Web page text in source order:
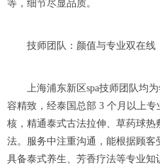
等，细节尽显品质。
技师团队：颜值与专业双在线
上海浦东新区spa技师团队均为
容精致，经泰国总部 3 个月以上
核，精通泰式古法拉伸、草药球
法。服务中注重沟通，能根据顾
具备泰式养生、芳香疗法等专业